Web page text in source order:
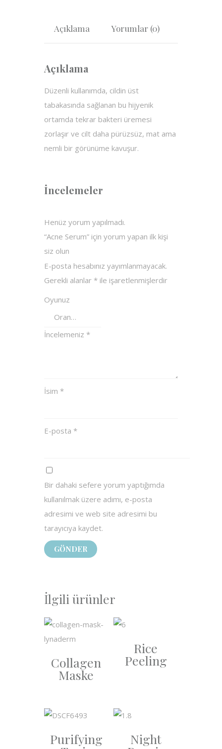
Açıklama Yorumlar (0)
Açıklama
Düzenli kullanımda, cildin üst
tabakasında sağlanan bu hijyenik
ortamda tekrar bakteri üremesi
zorlaşır ve cilt daha pürüzsüz, mat ama
nemli bir görünüme kavuşur.
İncelemeler
Henüz yorum yapılmadı.
“Acne Serum” için yorum yapan ilk kişi
siz olun
E-posta hesabınız yayımlanmayacak.
Gerekli alanlar * ile işaretlenmişlerdir
Oyunuz
İncelemeniz *
İsim *
E-posta *
Bir dahaki sefere yorum yaptığımda
kullanılmak üzere adımı, e-posta
adresimi ve web site adresimi bu
tarayıcıya kaydet.
İlgili ürünler
Collagen
Maske
Rice
Peeling
Purifying Night